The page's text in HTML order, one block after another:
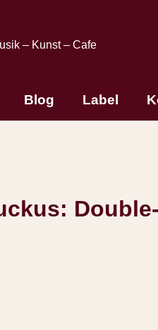
Blog Label